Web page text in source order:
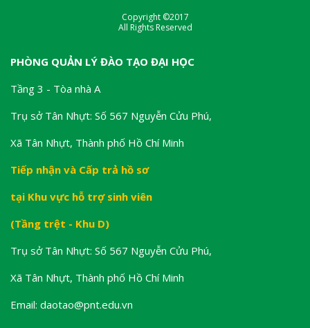
Copyright ©2017
All Rights Reserved
PHÒNG QUẢN LÝ ĐÀO TẠO ĐẠI HỌC
Tầng 3 - Tòa nhà A
Trụ sở Tân Nhựt: Số 567 Nguyễn Cửu Phú,
Xã Tân Nhựt, Thành phố Hồ Chí Minh
Tiếp nhận và Cấp trả hồ sơ
tại Khu vực hỗ trợ sinh viên
(Tầng trệt - Khu D)
Trụ sở Tân Nhựt: Số 567 Nguyễn Cửu Phú,
Xã Tân Nhựt, Thành phố Hồ Chí Minh
Email: daotao@pnt.edu.vn